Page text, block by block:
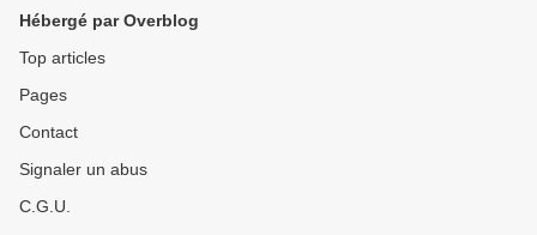
Hébergé par Overblog
Top articles
Pages
Contact
Signaler un abus
C.G.U.